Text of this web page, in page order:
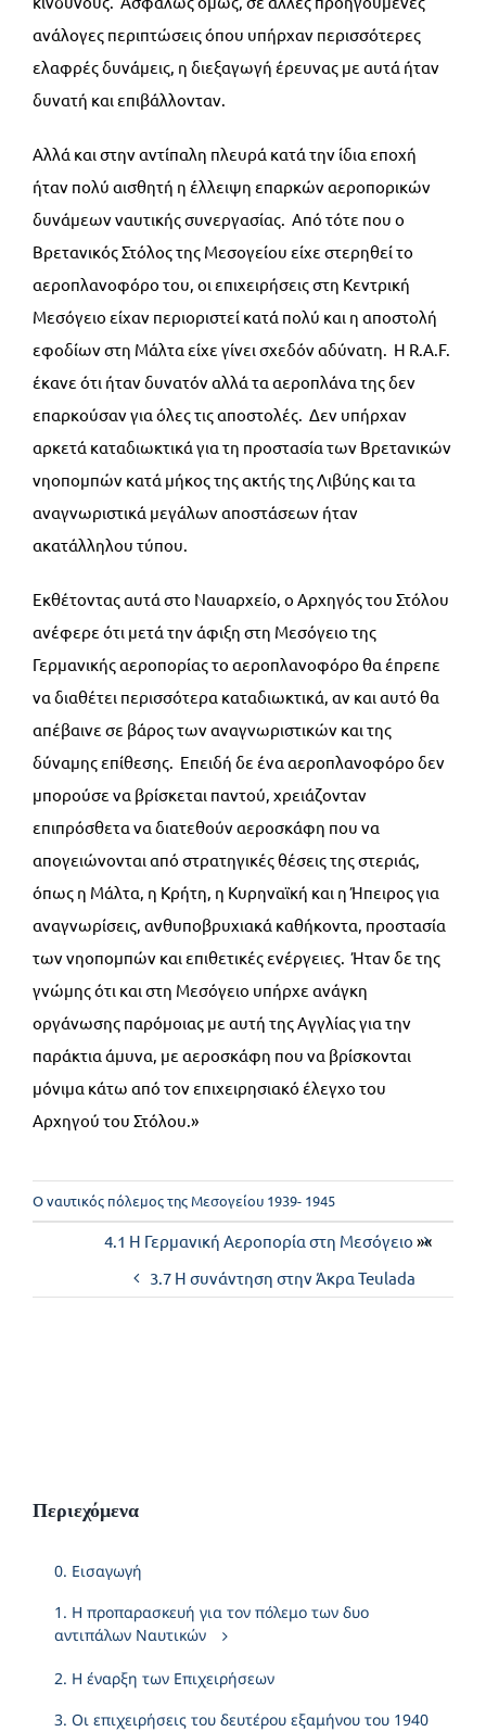
ανάλογες περιπτώσεις όπου υπήρχαν περισσότερες
ελαφρές δυνάμεις, η διεξαγωγή έρευνας με αυτά ήταν
δυνατή και επιβάλλονταν.
Αλλά και στην αντίπαλη πλευρά κατά την ίδια εποχή
ήταν πολύ αισθητή η έλλειψη επαρκών αεροπορικών
δυνάμεων ναυτικής συνεργασίας. Από τότε που ο
Βρετανικός Στόλος της Μεσογείου είχε στερηθεί το
αεροπλανοφόρο του, οι επιχειρήσεις στη Κεντρική
Μεσόγειο είχαν περιοριστεί κατά πολύ και η αποστολή
εφοδίων στη Μάλτα είχε γίνει σχεδόν αδύνατη. Η R.A.F.
έκανε ότι ήταν δυνατόν αλλά τα αεροπλάνα της δεν
επαρκούσαν για όλες τις αποστολές. Δεν υπήρχαν
αρκετά καταδιωκτικά για τη προστασία των Βρετανικών
νηοπομπών κατά μήκος της ακτής της Λιβύης και τα
αναγνωριστικά μεγάλων αποστάσεων ήταν
ακατάλληλου τύπου.
Εκθέτοντας αυτά στο Ναυαρχείο, ο Αρχηγός του Στόλου
ανέφερε ότι μετά την άφιξη στη Μεσόγειο της
Γερμανικής αεροπορίας το αεροπλανοφόρο θα έπρεπε
να διαθέτει περισσότερα καταδιωκτικά, αν και αυτό θα
απέβαινε σε βάρος των αναγνωριστικών και της
δύναμης επίθεσης. Επειδή δε ένα αεροπλανοφόρο δεν
μπορούσε να βρίσκεται παντού, χρειάζονταν
επιπρόσθετα να διατεθούν αεροσκάφη που να
απογειώνονται από στρατηγικές θέσεις της στεριάς,
όπως η Μάλτα, η Κρήτη, η Κυρηναϊκή και η Ήπειρος για
αναγνωρίσεις, ανθυποβρυχιακά καθήκοντα, προστασία
των νηοπομπών και επιθετικές ενέργειες. Ήταν δε της
γνώμης ότι και στη Μεσόγειο υπήρχε ανάγκη
οργάνωσης παρόμοιας με αυτή της Αγγλίας για την
παράκτια άμυνα, με αεροσκάφη που να βρίσκονται
μόνιμα κάτω από τον επιχειρησιακό έλεγχο του
Αρχηγού του Στόλου.»
Ο ναυτικός πόλεμος της Μεσογείου 1939- 1945
4.1 Η Γερμανική Αεροπορία στη Μεσόγειο »«
3.7 Η συνάντηση στην Άκρα Teulada
Περιεχόμενα
0. Εισαγωγή
1. Η προπαρασκευή για τον πόλεμο των δυο
αντιπάλων Ναυτικών
2. Η έναρξη των Επιχειρήσεων
3. Οι επιχειρήσεις του δευτέρου εξαμήνου του 1940